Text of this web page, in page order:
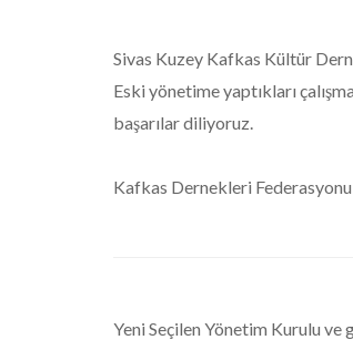
Sivas Kuzey Kafkas Kültür
Eski yönetime yaptıkları
başarılar diliyoruz.
Kafkas Dernekleri Federasyonu
Yeni Seçilen Yönetim Kurulu ve